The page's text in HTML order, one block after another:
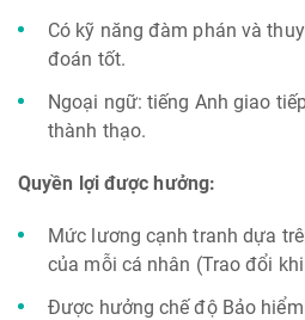
Có kỹ năng đàm phán và
đoán tốt.
Ngoại ngữ: tiếng Anh giao
thành thạo.
Quyền lợi được hưởng:
Mức lương cạnh tranh dựa
của mỗi cá nhân (Trao đổi
Được hưởng chế độ Bảo